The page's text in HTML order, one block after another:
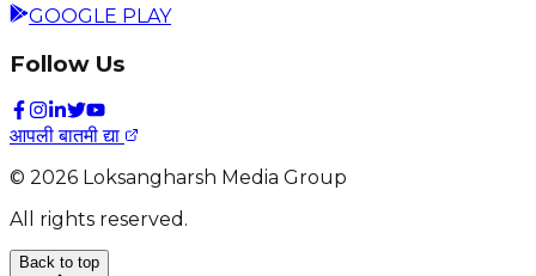
GOOGLE PLAY
Follow Us
आपली बातमी द्या
© 2026 Loksangharsh Media Group
All rights reserved.
Back to top